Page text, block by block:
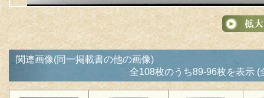
関連画像(同一掲載書の他の画像)
全108枚のうち89-96枚を表示 (